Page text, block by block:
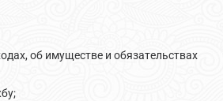
об имуществе и обязательствах